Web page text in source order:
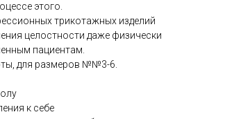
этого.
трикотажных изделий
целостности даже физически
пациентам.
для размеров №№3-6.
к себе